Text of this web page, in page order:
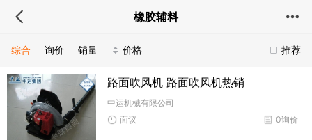
橡胶辅料
推荐
综合 询价 销量 价格
路面吹风机 路面吹风机热销
中运机械有限公司
0询价
面议